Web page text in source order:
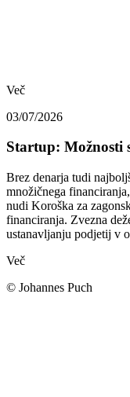
Več
03/07/2026
Startup: Možnosti
Brez denarja tudi
množičnega
nudi Koroška za
financiranja. Zvezna
ustanavljanju podjetij v
Več
© Johannes Puch